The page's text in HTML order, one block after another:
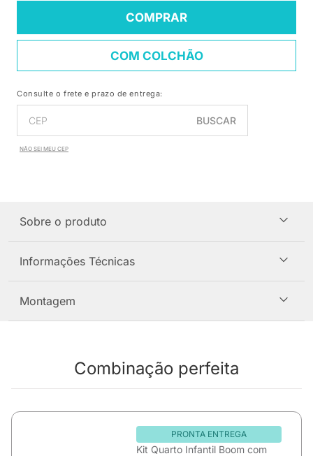
COMPRAR
COM COLCHÃO
Consulte o frete e prazo de entrega:
BUSCAR
NÃO SEI MEU CEP
Sobre o produto
Informações Técnicas
Montagem
Combinação perfeita
PRONTA ENTREGA
Kit Quarto Infantil Boom com